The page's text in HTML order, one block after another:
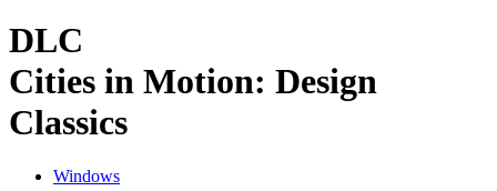
DLC
Cities in Motion: Design
Classics
Windows